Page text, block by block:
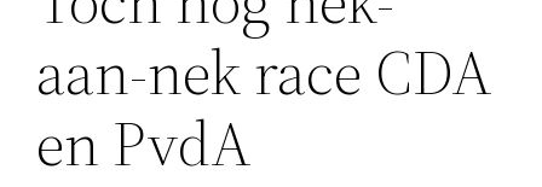
aan-nek race CDA
en PvdA